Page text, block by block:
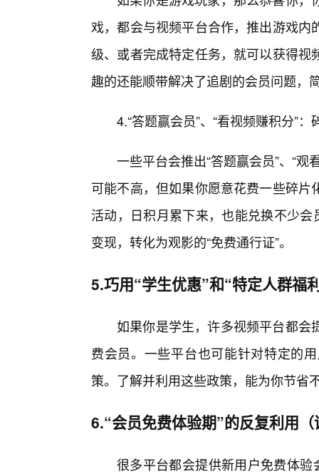
戏，都会与视频平台合作，推出游戏
级、或者完成特定任务，就可以获得
趣的还能顺带解决了追剧的会员问题，
4.“答题赢会员”、“看视频赚积分”
一些平台会推出“答题赢会员”、“
可能不高，但如果你愿意花费一些碎
活动，日积月累下来，也能兑换不少
变现，转化为观影的“免费通行证”。
5.巧用“学生优惠”和“特定人群福
如果你是学生，许多视频平台都会
费会员。一些平台也可能针对特定的
策。了解并利用这些政策，能为你节省
6.“会员免费体验期”的反复利用
很多平台都会提供新用户免费体